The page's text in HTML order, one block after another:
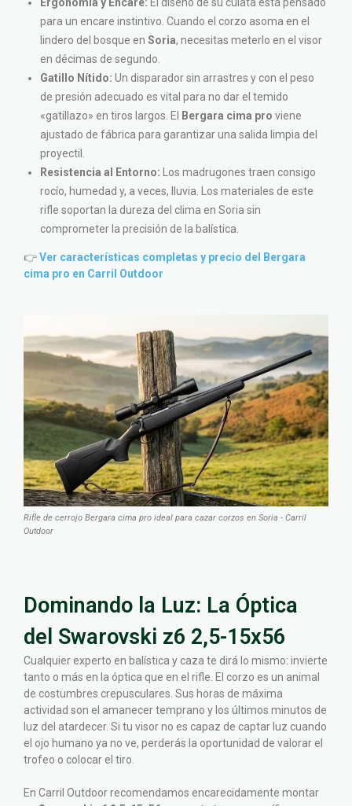
Ergonomía y Encare: El diseño de su culata está pensado
para un encare instintivo. Cuando el corzo asoma en el
lindero del bosque en Soria, necesitas meterlo en el visor
en décimas de segundo.
Gatillo Nítido: Un disparador sin arrastres y con el peso
de presión adecuado es vital para no dar el temido
«gatillazo» en tiros largos. El
Bergara cima pro viene
ajustado de fábrica para garantizar una salida limpia del
proyectil.
Resistencia al Entorno: Los madrugones traen consigo
rocío, humedad y, a veces, lluvia. Los materiales de este
rifle soportan la dureza del clima en Soria sin
comprometer la precisión de la balística.
👉Ver características completas y precio del Bergara
cima pro en Carril Outdoor
Rifle de cerrojo Bergara cima pro ideal para cazar corzos en Soria - Carril
Outdoor
Dominando la Luz: La Óptica
del Swarovski z6 2,5-15x56
Cualquier experto en balística y caza te dirá lo mismo: invierte
tanto o más en la óptica que en el rifle. El corzo es un animal
de costumbres crepusculares. Sus horas de máxima
actividad son el amanecer temprano y los últimos minutos de
luz del atardecer. Si tu visor no es capaz de captar luz cuando
el ojo humano ya no ve, perderás la oportunidad de valorar el
trofeo o colocar el tiro.
En Carril Outdoor recomendamos encarecidamente montar